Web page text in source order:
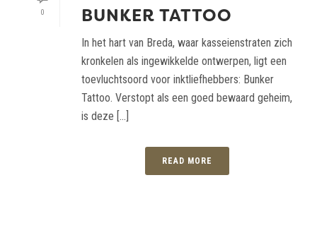
0
BUNKER TATTOO
In het hart van Breda, waar kasseienstraten zich
kronkelen als ingewikkelde ontwerpen, ligt een
toevluchtsoord voor inktliefhebbers: Bunker
Tattoo. Verstopt als een goed bewaard geheim,
is deze [...]
READ MORE